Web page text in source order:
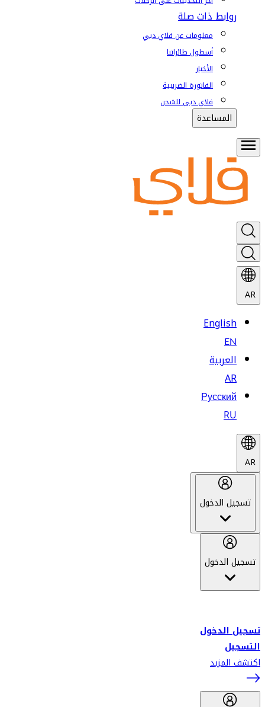
روابط ذات صلة
معلومات عن فلاي دبي
أسطول طائراتنا
الأخبار
الفاتورة الضريبية
فلاي دبي للشحن
المساعدة
AR
English
EN
العربية
AR
Русский
RU
AR
تسجيل الدخول
تسجيل الدخول
تسجيل الدخول
التسجيل
اكتشف المزيد